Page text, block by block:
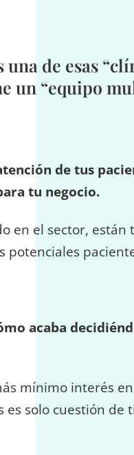
de esas
un “equipo
de tus
tu negocio.
en el sector,
potenciales
acaba
mínimo interés
solo cuestión